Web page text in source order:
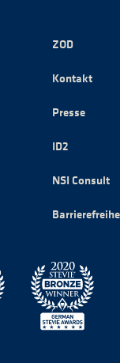
ZOD
Kontakt
Presse
ID2
NSI Consult